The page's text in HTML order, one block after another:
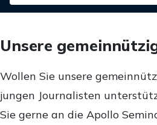
Unsere
Wollen Sie unsere
jungen Journalisten
Sie gerne an die Apollo